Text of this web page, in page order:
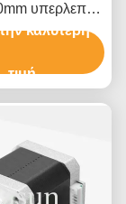
υπερλεπτό
130mN.m για
καλύτερη
τιμή